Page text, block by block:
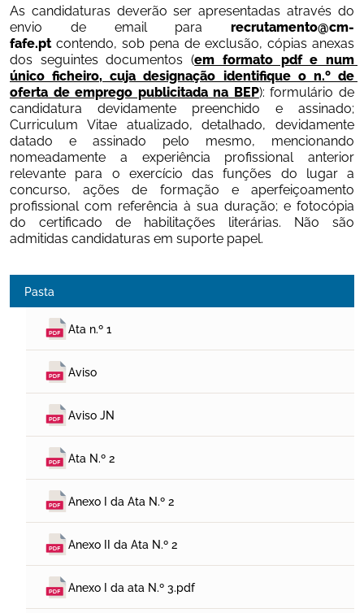
As candidaturas deverão ser apresentadas através do
envio de email para recrutamento@cm-
fafe.pt contendo, sob pena de exclusão, cópias anexas
dos seguintes documentos (em formato pdf e num
único ficheiro, cuja designação identifique o n.º de
oferta de emprego publicitada na BEP): formulário de
candidatura devidamente preenchido e assinado;
Curriculum Vitae atualizado, detalhado, devidamente
datado e assinado pelo mesmo, mencionando
nomeadamente a experiência profissional anterior
relevante para o exercício das funções do lugar a
concurso, ações de formação e aperfeiçoamento
profissional com referência à sua duração; e fotocópia
do certificado de habilitações literárias. Não são
admitidas candidaturas em suporte papel.
Pasta
Ata n.º 1
Aviso
Aviso JN
Ata N.º 2
Anexo I da Ata N.º 2
Anexo II da Ata N.º 2
Anexo I da ata N.º 3.pdf